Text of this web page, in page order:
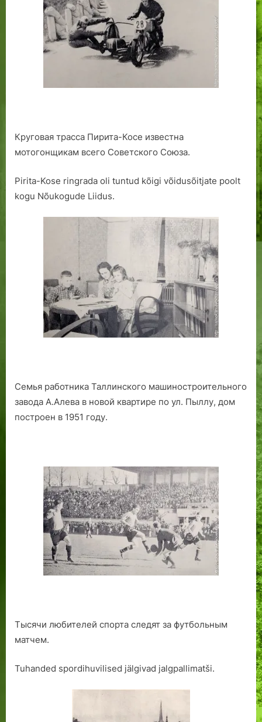
Круговая трасса Пирита-Косе известна
мотогонщикам всего Советского Союза.
Pirita-Kose ringrada oli tuntud kõigi võidusõitjate poolt
kogu Nõukogude Liidus.
Семья работника Таллинского машиностроительного
завода А.Алева в новой квартире по ул. Пыллу, дом
построен в 1951 году.
Тысячи любителей спорта следят за футбольным
матчем.
Tuhanded spordihuvilised jälgivad jalgpallimatši.